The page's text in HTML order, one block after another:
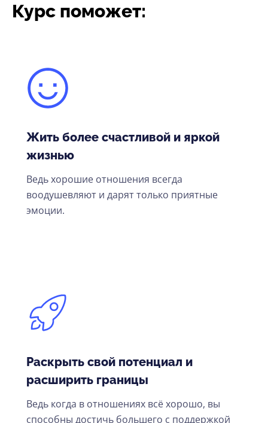
Курс поможет:
Жить более счастливой и яркой
жизнью
Ведь хорошие отношения всегда
воодушевляют и дарят только приятные
эмоции.
Раскрыть свой потенциал и
расширить границы
Ведь когда в отношениях всё хорошо, вы
способны достичь большего с поддержкой